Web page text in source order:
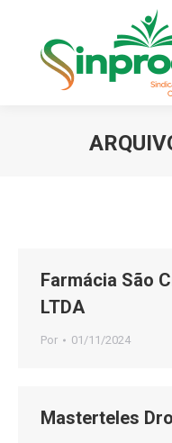
Farmácia São
LTDA
Por 01/11/2024
Masterteles